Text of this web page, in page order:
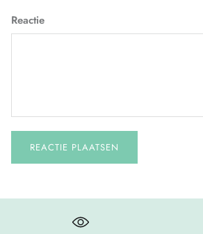
Reactie
REACTIE PLAATSEN